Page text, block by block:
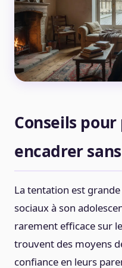
Conseils
encadrer
La tentation est
sociaux à son
rarement efficace sur
trouvent des moyens
confiance en leurs